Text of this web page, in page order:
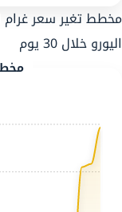
اليورو خلال 30 يوم